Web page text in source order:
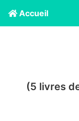
Accueil
(5 livres